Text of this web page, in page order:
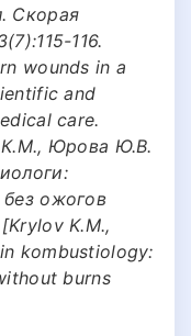
Скорая
116.
wounds in a
and
care.
К.М., Юрова Ю.В.
ожогов
K.M.,
kombustiology:
burns